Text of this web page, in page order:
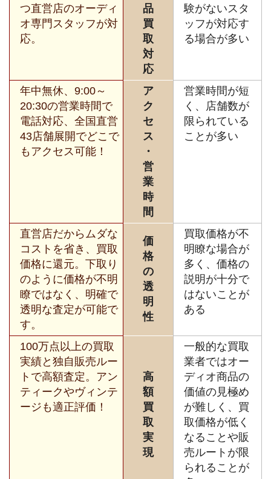
つ直営店のオーディ
オ専門スタッフが対
応。
品
買
取
対
応
験がないスタ
ッフが対応す
る場合が多い
年中無休、9:00～
20:30の営業時間で
電話対応、全国直営
43店舗展開でどこで
もアクセス可能！
ア
ク
セ
ス
・
営
業
時
間
営業時間が短
く、店舗数が
限られている
ことが多い
直営店だからムダな
コストを省き、買取
価格に還元。下取り
のように価格が不明
瞭ではなく、明確で
透明な査定が可能で
す。
価
格
の
透
明
性
買取価格が不
明瞭な場合が
多く、価格の
説明が十分で
はないことが
ある
100万点以上の買取
実績と独自販売ルー
トで高額査定。アン
ティークやヴィンテ
ージも適正評価！
高
額
買
取
実
現
一般的な買取
業者ではオー
ディオ商品の
価値の見極め
が難しく、買
取価格が低く
なることや販
売ルートが限
られることが